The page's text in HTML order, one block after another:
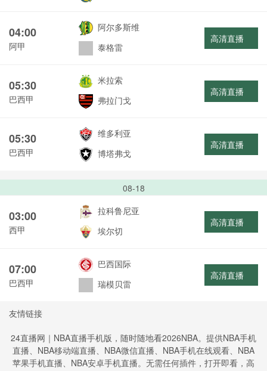
04:00
阿甲
阿尔多斯维
泰格雷
高清直播
05:30
巴西甲
米拉索
弗拉门戈
高清直播
05:30
巴西甲
维多利亚
博塔弗戈
高清直播
08-18
03:00
西甲
拉科鲁尼亚
埃尔切
高清直播
07:00
巴西甲
巴西国际
瑞模贝雷
高清直播
友情链接
24直播网｜NBA直播手机版，随时随地看2026NBA。提供NBA手机
直播、NBA移动端直播、NBA微信直播、NBA手机在线观看、NBA
苹果手机直播、NBA安卓手机直播。无需任何插件，打开即看，高